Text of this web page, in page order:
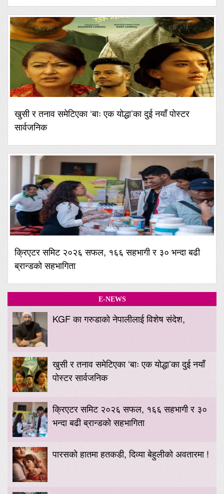
खुसी र तनाव समेटिएका ‘बाः एक योद्धा’का दुई नयाँ पोस्टर
सार्वजनिक
क्रिएटर समिट २०२६ सफल, १६६ सहभागी र ३० भन्दा बढी
ब्रान्डको सहभागिता
E-NEWS
KGF का गरुडाको नेपालीलाई विशेष संदेश,
खुसी र तनाव समेटिएका ‘बाः एक योद्धा’का दुई नयाँ
पोस्टर सार्वजनिक
क्रिएटर समिट २०२६ सफल, १६६ सहभागी र ३०
भन्दा बढी ब्रान्डको सहभागिता
पारसको हातमा हतकडी, दिव्या बेहुलीको अवतारमा !